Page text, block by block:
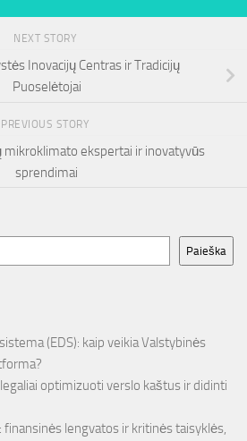
NEXT STORY
Inovacijų Centras ir Tradicijų
Puoselėtojai
PREVIOUS STORY
mikroklimato ekspertai ir inovatyvūs
sprendimai
Paieška
(EDS): kaip veikia Valstybinės
optimizuoti verslo kaštus ir didinti
finansinės lengvatos ir kritinės taisyklės,